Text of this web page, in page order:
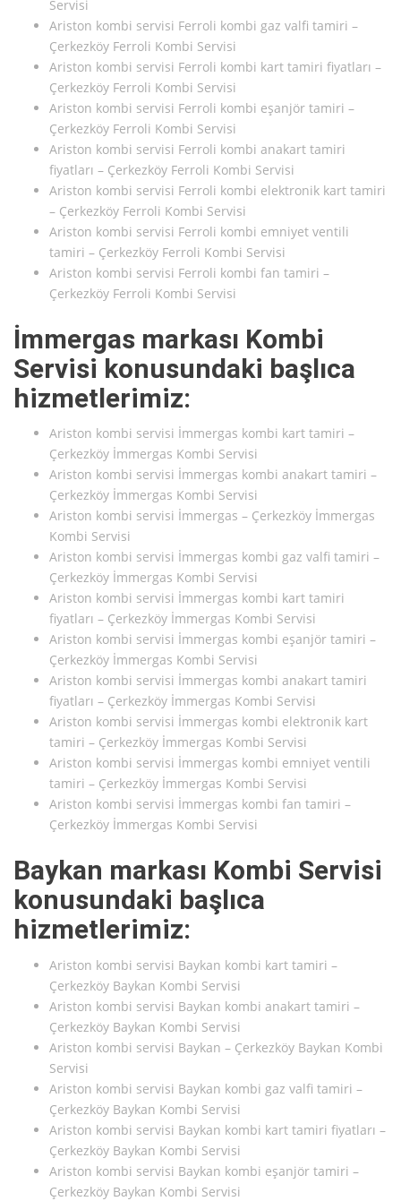
Servisi
Ariston kombi servisi Ferroli kombi gaz valfi tamiri –
Çerkezköy Ferroli Kombi Servisi
Ariston kombi servisi Ferroli kombi kart tamiri fiyatları –
Çerkezköy Ferroli Kombi Servisi
Ariston kombi servisi Ferroli kombi eşanjör tamiri –
Çerkezköy Ferroli Kombi Servisi
Ariston kombi servisi Ferroli kombi anakart tamiri
fiyatları – Çerkezköy Ferroli Kombi Servisi
Ariston kombi servisi Ferroli kombi elektronik kart tamiri
– Çerkezköy Ferroli Kombi Servisi
Ariston kombi servisi Ferroli kombi emniyet ventili
tamiri – Çerkezköy Ferroli Kombi Servisi
Ariston kombi servisi Ferroli kombi fan tamiri –
Çerkezköy Ferroli Kombi Servisi
İmmergas markası Kombi
Servisi konusundaki başlıca
hizmetlerimiz:
Ariston kombi servisi İmmergas kombi kart tamiri –
Çerkezköy İmmergas Kombi Servisi
Ariston kombi servisi İmmergas kombi anakart tamiri –
Çerkezköy İmmergas Kombi Servisi
Ariston kombi servisi İmmergas – Çerkezköy İmmergas
Kombi Servisi
Ariston kombi servisi İmmergas kombi gaz valfi tamiri –
Çerkezköy İmmergas Kombi Servisi
Ariston kombi servisi İmmergas kombi kart tamiri
fiyatları – Çerkezköy İmmergas Kombi Servisi
Ariston kombi servisi İmmergas kombi eşanjör tamiri –
Çerkezköy İmmergas Kombi Servisi
Ariston kombi servisi İmmergas kombi anakart tamiri
fiyatları – Çerkezköy İmmergas Kombi Servisi
Ariston kombi servisi İmmergas kombi elektronik kart
tamiri – Çerkezköy İmmergas Kombi Servisi
Ariston kombi servisi İmmergas kombi emniyet ventili
tamiri – Çerkezköy İmmergas Kombi Servisi
Ariston kombi servisi İmmergas kombi fan tamiri –
Çerkezköy İmmergas Kombi Servisi
Baykan markası Kombi Servisi
konusundaki başlıca
hizmetlerimiz:
Ariston kombi servisi Baykan kombi kart tamiri –
Çerkezköy Baykan Kombi Servisi
Ariston kombi servisi Baykan kombi anakart tamiri –
Çerkezköy Baykan Kombi Servisi
Ariston kombi servisi Baykan – Çerkezköy Baykan Kombi
Servisi
Ariston kombi servisi Baykan kombi gaz valfi tamiri –
Çerkezköy Baykan Kombi Servisi
Ariston kombi servisi Baykan kombi kart tamiri fiyatları –
Çerkezköy Baykan Kombi Servisi
Ariston kombi servisi Baykan kombi eşanjör tamiri –
Çerkezköy Baykan Kombi Servisi